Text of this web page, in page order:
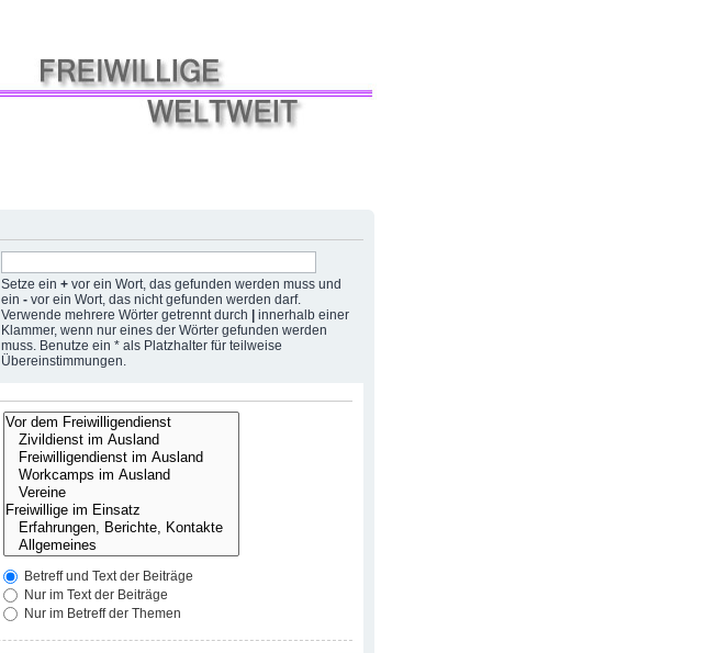
Setze ein+ vor ein Wort, das gefunden werden muss und
ein- vor ein Wort, das nicht gefunden werden darf.
Verwende mehrere Wörter getrennt durch | innerhalb einer
Klammer, wenn nur eines der Wörter gefunden werden
muss. Benutze ein * als Platzhalter für teilweise
Übereinstimmungen.
Betreff und Text der Beiträge
Nur im Text der Beiträge
Nur im Betreff der Themen